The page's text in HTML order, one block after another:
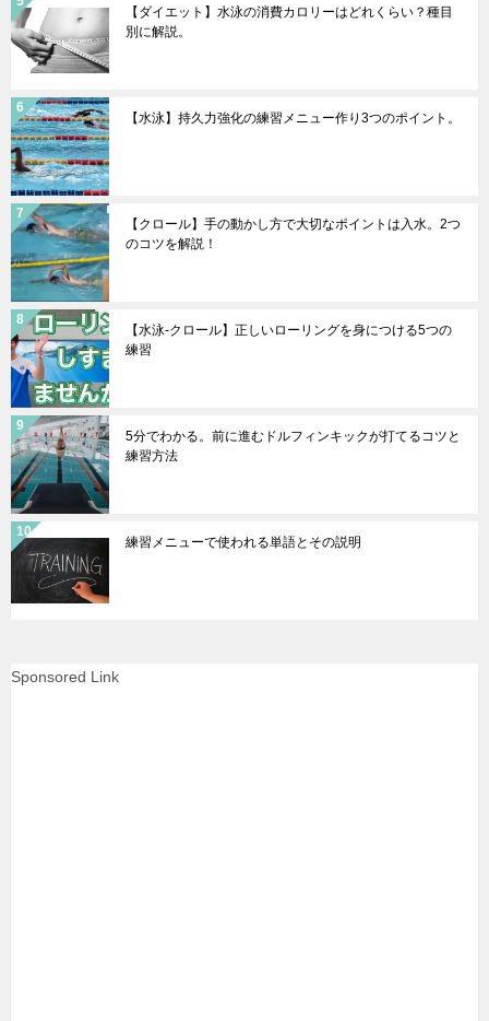
【ダイエット】水泳の消費カロリーはどれくらい？種目
別に解説。
【水泳】持久力強化の練習メニュー作り3つのポイント。
【クロール】手の動かし方で大切なポイントは入水。2つ
のコツを解説！
【水泳-クロール】正しいローリングを身につける5つの
練習
5分でわかる。前に進むドルフィンキックが打てるコツと
練習方法
練習メニューで使われる単語とその説明
Sponsored Link